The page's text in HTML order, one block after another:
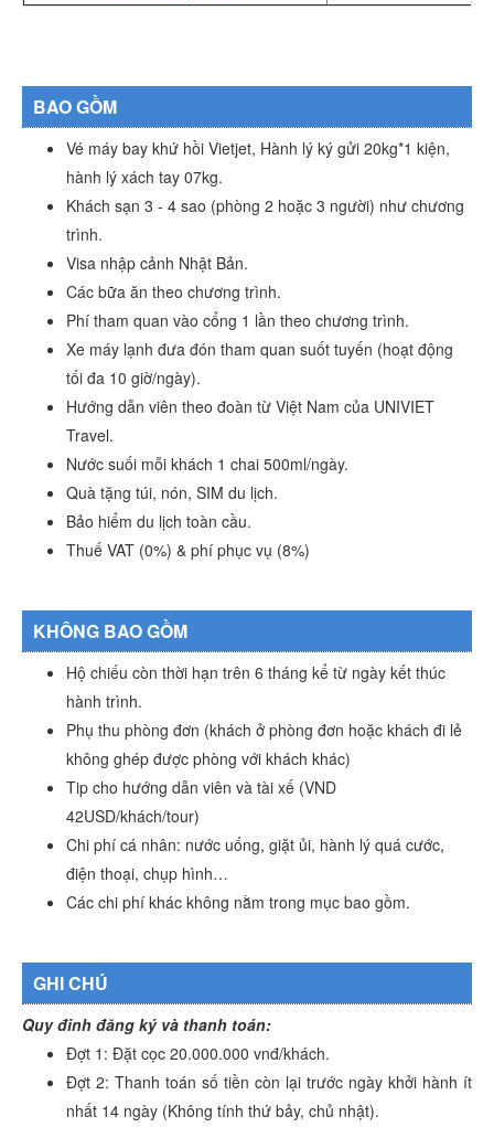
BAO GỒM
Vé máy bay khứ hồi Vietjet, Hành lý ký gửi 20kg*1 kiện,
hành lý xách tay 07kg.
Khách sạn 3 - 4 sao (phòng 2 hoặc 3 người) như chương
trình.
Visa nhập cảnh Nhật Bản.
Các bữa ăn theo chương trình.
Phí tham quan vào cổng 1 lần theo chương trình.
Xe máy lạnh đưa đón tham quan suốt tuyến (hoạt động
tối đa 10 giờ/ngày).
Hướng dẫn viên theo đoàn từ Việt Nam của UNIVIET
Travel.
Nước suối mỗi khách 1 chai 500ml/ngày.
Quà tặng túi, nón, SIM du lịch.
Bảo hiểm du lịch toàn cầu.
Thuế VAT (0%) & phí phục vụ (8%)
KHÔNG BAO GỒM
Hộ chiếu còn thời hạn trên 6 tháng kể từ ngày kết thúc
hành trình.
Phụ thu phòng đơn (khách ở phòng đơn hoặc khách đi lẻ
không ghép được phòng với khách khác)
Tip cho hướng dẫn viên và tài xế (VND
42USD/khách/tour)
Chi phí cá nhân: nước uống, giặt ủi, hành lý quá cước,
điện thoại, chụp hình…
Các chi phí khác không nằm trong mục bao gồm.
GHI CHÚ
Quy đinh đăng ký và thanh toán:
Đợt 1: Đặt cọc 20.000.000 vnđ/khách.
Đợt 2: Thanh toán số tiền còn lại trước ngày khởi hành ít
nhất 14 ngày (Không tính thứ bảy, chủ nhật).